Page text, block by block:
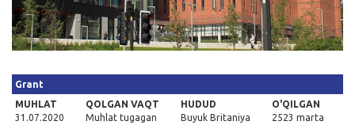
Grant
MUHLAT
31.07.2020
QOLGAN VAQT
Muhlat tugagan
HUDUD
Buyuk Britaniya
O'QILGAN
2523 marta